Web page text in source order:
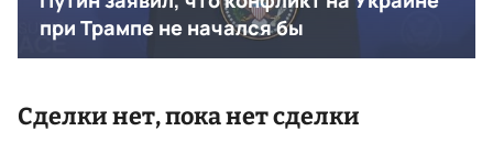
Сделки нет, пока нет сделки